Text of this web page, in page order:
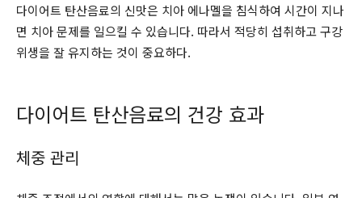
다이어트 탄산음료의 신맛은 치아 에나멜을 침식하여 시간이 지나
면 치아 문제를 일으킬 수 있습니다. 따라서 적당히 섭취하고 구강
위생을 잘 유지하는 것이 중요하다.
다이어트 탄산음료의 건강 효과
체중 관리